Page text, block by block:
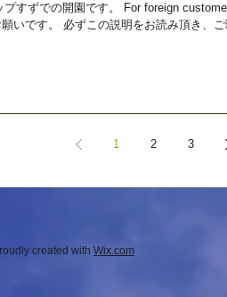
プすずでの開園です。 For foreign
いです。 必ずこの説明をお読み頂き、
1 2 3
created with Wix.com